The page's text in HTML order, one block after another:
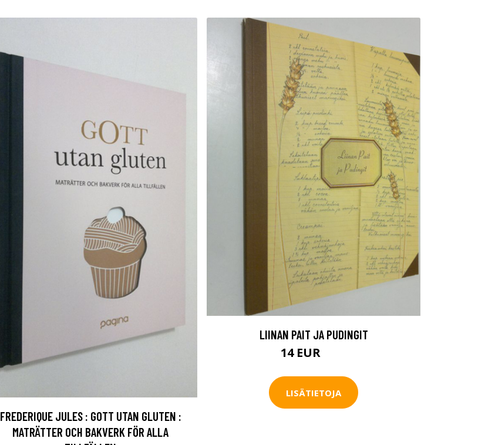
FREDERIQUE JULES : GOTT UTAN GLUTEN :
MATRÄTTER OCH BAKVERK FÖR ALLA
LIINAN PAIT JA PUDINGIT
14 EUR
LISÄTIETOJA